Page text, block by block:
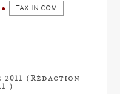
TAX IN COM
(Rédaction
)